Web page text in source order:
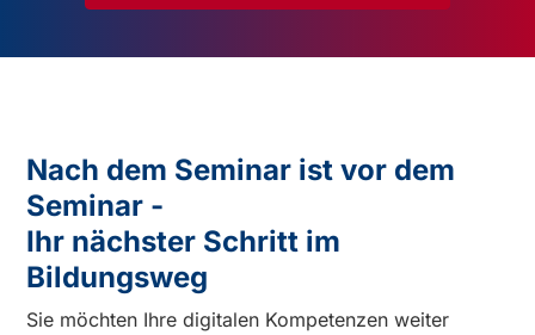
Nach dem Seminar ist vor dem
Seminar -
Ihr nächster Schritt im
Bildungsweg
Sie möchten Ihre digitalen Kompetenzen weiter